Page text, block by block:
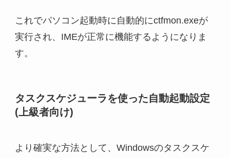
これでパソコン起動時に自動的にctfmon.exeが
実行され、IMEが正常に機能するようになりま
す。
タスクスケジューラを使った自動起動設定
(上級者向け)
より確実な方法として、Windowsのタスクスケ